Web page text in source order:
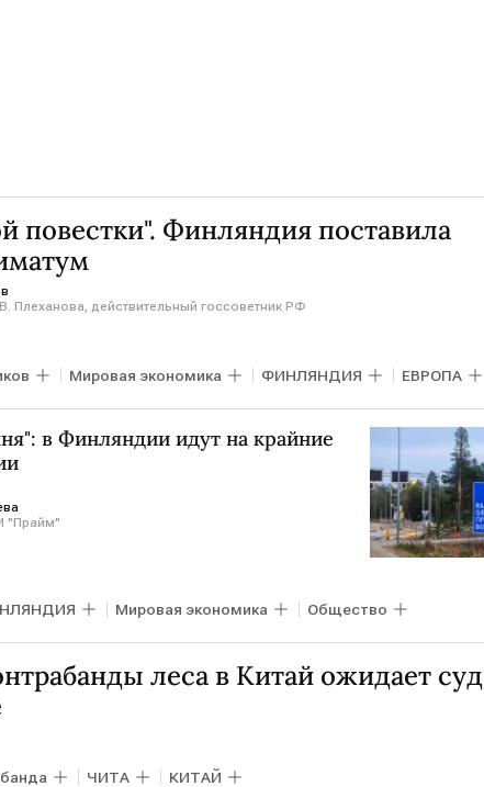
повестки". Финляндия поставила
Плеханова, действительный госсоветник РФ
Мировая экономика ФИНЛЯНДИЯ ЕВРОПА
в Финляндии идут на крайние
"Прайм"
Мировая экономика Общество
леса в Китай ожидает суд
ЧИТА КИТАЙ